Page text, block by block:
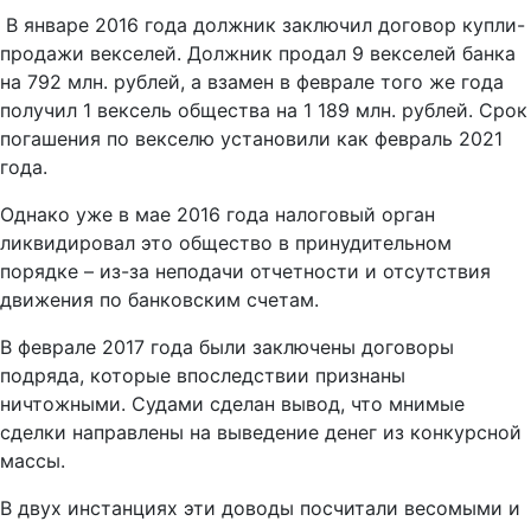
В январе 2016 года должник заключил договор купли-
продажи векселей. Должник продал 9 векселей банка
на 792 млн. рублей, а взамен в феврале того же года
получил 1 вексель общества на 1 189 млн. рублей. Срок
погашения по векселю установили как февраль 2021
года.
Однако уже в мае 2016 года налоговый орган
ликвидировал это общество в принудительном
порядке – из-за неподачи отчетности и отсутствия
движения по банковским счетам.
В феврале 2017 года были заключены договоры
подряда, которые впоследствии признаны
ничтожными. Судами сделан вывод, что мнимые
сделки направлены на выведение денег из конкурсной
массы.
В двух инстанциях эти доводы посчитали весомыми и